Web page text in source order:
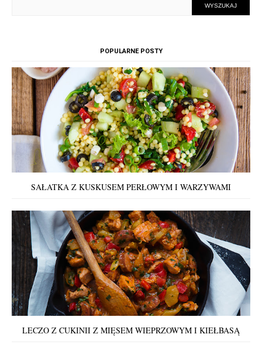
POPULARNE POSTY
SAŁATKA Z KUSKUSEM PERŁOWYM I WARZYWAMI
LECZO Z CUKINII Z MIĘSEM WIEPRZOWYM I KIEŁBASĄ